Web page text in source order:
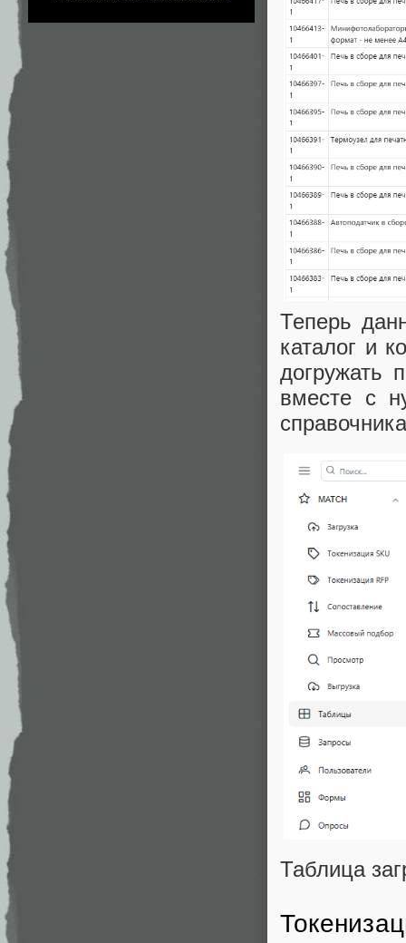
Теперь
каталог и
догружать
вместе с
Таблица